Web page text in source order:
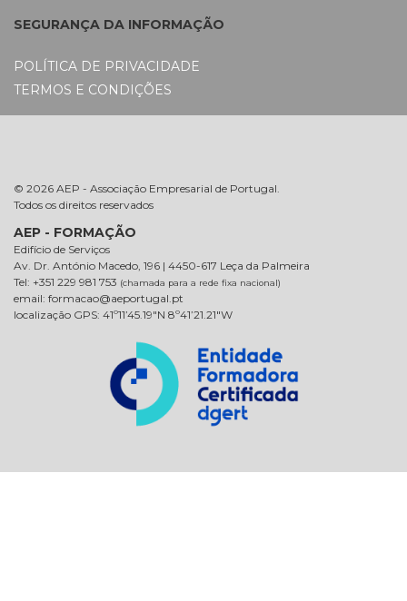
SEGURANÇA DA INFORMAÇÃO
POLÍTICA DE PRIVACIDADE
TERMOS E CONDIÇÕES
© 2026 AEP - Associação Empresarial de Portugal.
Todos os direitos reservados
AEP - FORMAÇÃO
Edifício de Serviços
Av. Dr. António Macedo, 196 | 4450-617 Leça da Palmeira
Tel: +351 229 981 753 (chamada para a rede fixa nacional)
email: formacao@aeportugal.pt
localização GPS: 41º11’45.19″N 8º41’21.21″W